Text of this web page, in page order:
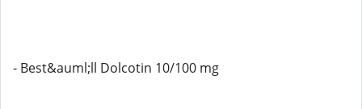
- Best&auml;ll Dolcotin 10/100 mg